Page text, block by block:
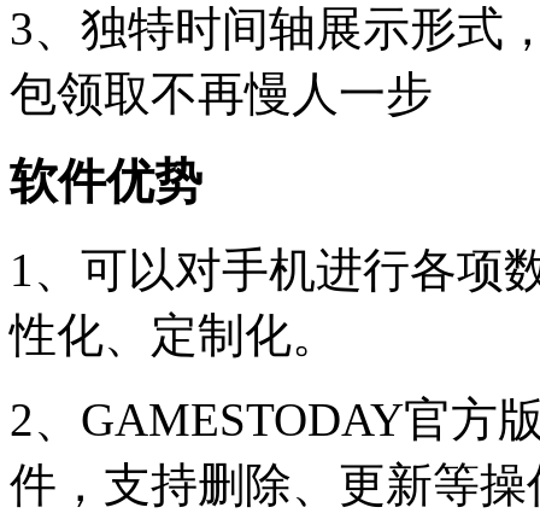
3、独特时间轴展示形式
包领取不再慢人一步
软件优势
1、可以对手机进行各项
性化、定制化。
2、GAMESTODAY官方
件，支持删除、更新等操